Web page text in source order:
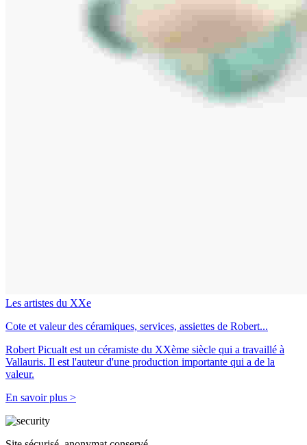
Les artistes du XXe
Cote et valeur des céramiques, services, assiettes de Robert...
Robert Picualt est un céramiste du XXème siècle qui a travaillé à
Vallauris. Il est l'auteur d'une production importante qui a de la
valeur.
En savoir plus >